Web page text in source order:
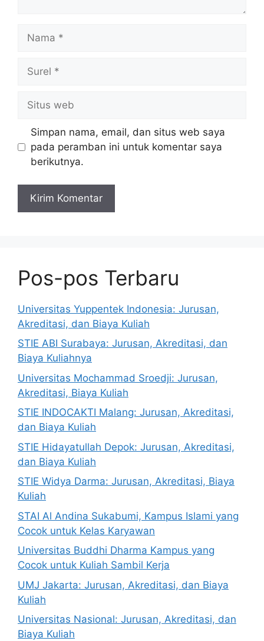
Nama
Surel
Situs
web
Simpan nama, email, dan situs web saya
pada peramban ini untuk komentar saya
berikutnya.
Pos-pos Terbaru
Universitas Yuppentek Indonesia: Jurusan,
Akreditasi, dan Biaya Kuliah
STIE ABI Surabaya: Jurusan, Akreditasi, dan
Biaya Kuliahnya
Universitas Mochammad Sroedji: Jurusan,
Akreditasi, Biaya Kuliah
STIE INDOCAKTI Malang: Jurusan, Akreditasi,
dan Biaya Kuliah
STIE Hidayatullah Depok: Jurusan, Akreditasi,
dan Biaya Kuliah
STIE Widya Darma: Jurusan, Akreditasi, Biaya
Kuliah
STAI Al Andina Sukabumi, Kampus Islami yang
Cocok untuk Kelas Karyawan
Universitas Buddhi Dharma Kampus yang
Cocok untuk Kuliah Sambil Kerja
UMJ Jakarta: Jurusan, Akreditasi, dan Biaya
Kuliah
Universitas Nasional: Jurusan, Akreditasi, dan
Biaya Kuliah